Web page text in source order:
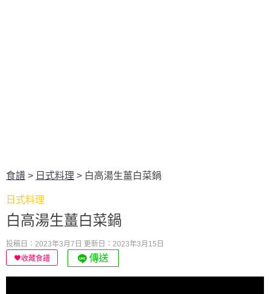
食譜 > 日式料理 > 白高湯生薑白菜鍋
日式料理
白高湯生薑白菜鍋
投稿日：2023年3月7日 更新日：2023年3月15日
收藏食譜
傳送